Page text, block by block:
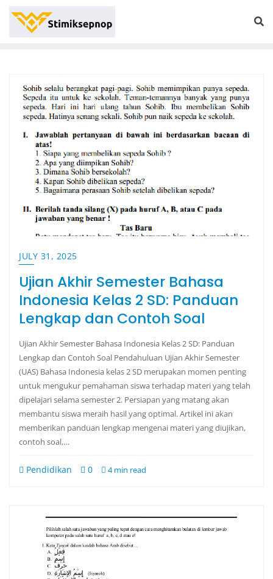
JULY 31, 2025
Ujian Akhir Semester Bahasa
Indonesia Kelas 2 SD: Panduan
Lengkap dan Contoh Soal
Ujian Akhir Semester Bahasa Indonesia Kelas 2 SD: Panduan
Lengkap dan Contoh Soal Pendahuluan Ujian Akhir Semester
(UAS) Bahasa Indonesia kelas 2 SD merupakan momen penting
untuk mengukur pemahaman siswa terhadap materi yang telah
dipelajari selama semester 2. Persiapan yang matang akan
membantu siswa meraih hasil yang optimal. Artikel ini akan
memberikan panduan lengkap mengenai materi yang diujikan,
contoh soal,…
Pendidikan 0 4 min read